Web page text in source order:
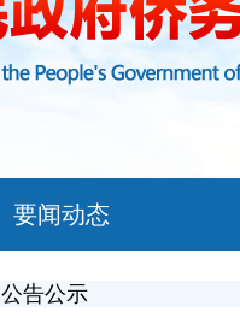
要闻动态
公告公示